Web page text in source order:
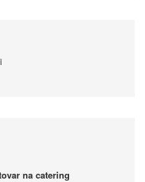
na catering